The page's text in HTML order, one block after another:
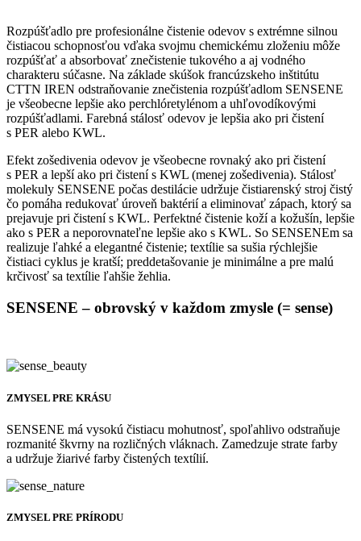
Rozpúšťadlo pre profesionálne čistenie odevov s extrémne silnou
čistiacou schopnosťou vďaka svojmu chemickému zloženiu môže
rozpúšťať a absorbovať znečistenie tukového a aj vodného
charakteru súčasne. Na základe skúšok francúzskeho inštitútu
CTTN IREN odstraňovanie znečistenia rozpúšťadlom SENSENE
je všeobecne lepšie ako perchlóretylénom a uhľovodíkovými
rozpúšťadlami. Farebná stálosť odevov je lepšia ako pri čistení
s PER alebo KWL.
Efekt zošedivenia odevov je všeobecne rovnaký ako pri čistení
s PER a lepší ako pri čistení s KWL (menej zošedivenia). Stálosť
molekuly SENSENE počas destilácie udržuje čistiarenský stroj čistý
čo pomáha redukovať úroveň baktérií a eliminovať zápach, ktorý sa
prejavuje pri čistení s KWL. Perfektné čistenie koží a kožušín, lepšie
ako s PER a neporovnateľne lepšie ako s KWL. So SENSENEm sa
realizuje ľahké a elegantné čistenie; textílie sa sušia rýchlejšie
čistiaci cyklus je kratší; preddetašovanie je minimálne a pre malú
krčivosť sa textílie ľahšie žehlia.
SENSENE – obrovský v každom zmysle (= sense)
ZMYSEL PRE KRÁSU
SENSENE má vysokú čistiacu mohutnosť, spoľahlivo odstraňuje
rozmanité škvrny na rozličných vláknach. Zamedzuje strate farby
a udržuje žiarivé farby čistených textílií.
ZMYSEL PRE PRÍRODU